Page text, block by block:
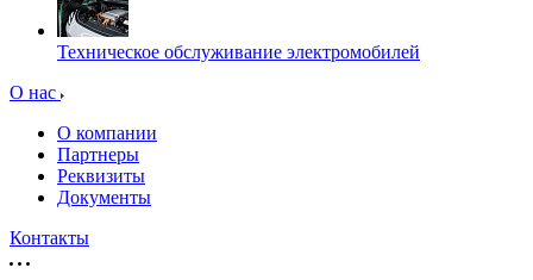
Техническое обслуживание электромобилей
О нас
О компании
Партнеры
Реквизиты
Документы
Контакты